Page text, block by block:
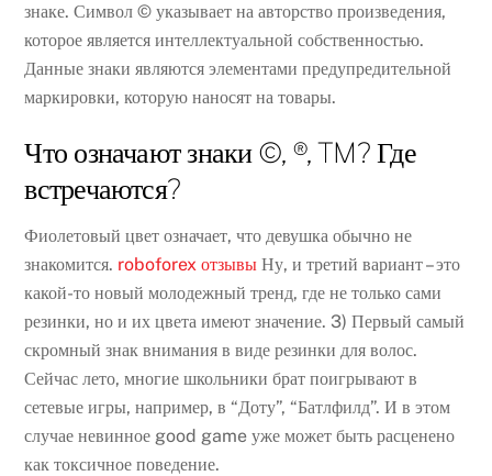
знаке. Символ © указывает на авторство произведения,
которое является интеллектуальной собственностью.
Данные знаки являются элементами предупредительной
маркировки, которую наносят на товары.
Что означают знаки ©, ®, TM? Где
встречаются?
Фиолетовый цвет означает, что девушка обычно не
знакомится. roboforex отзывы Ну, и третий вариант – это
какой-то новый молодежный тренд, где не только сами
резинки, но и их цвета имеют значение. 3) Первый самый
скромный знак внимания в виде резинки для волос.
Сейчас лето, многие школьники брат поигрывают в
сетевые игры, например, в “Доту”, “Батлфилд”. И в этом
случае невинное good game уже может быть расценено
как токсичное поведение.